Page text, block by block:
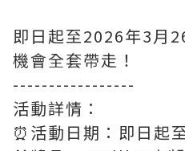
即日起至2026年3月
機會全套帶走！
-----------------
活動詳情：
⏰活動日期：即日起